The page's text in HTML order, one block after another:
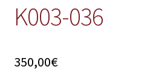
K003-036
350,00€